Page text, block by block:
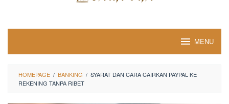
MENU
HOMEPAGE / BANKING / SYARAT DAN CARA CAIRKAN PAYPAL KE
REKENING TANPA RIBET